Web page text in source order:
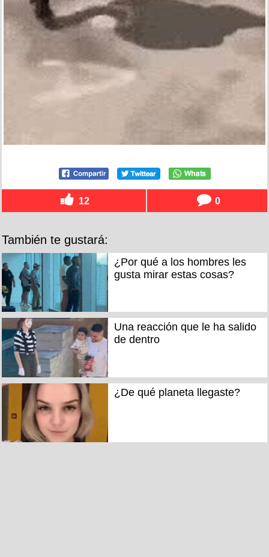
12 0
También te gustará:
¿Por qué a los hombres les
gusta mirar estas cosas?
Una reacción que le ha salido
de dentro
¿De qué planeta llegaste?